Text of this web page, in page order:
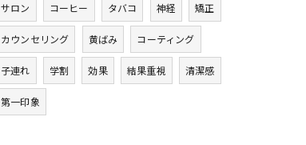
サロン コーヒー タバコ 神経 矯正
カウンセリング 黄ばみ コーティング
子連れ 学割 効果 結果重視 清潔感
第一印象